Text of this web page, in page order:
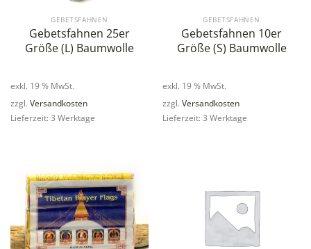
GEBETSFAHNEN
Gebetsfahnen 25er
Größe (L) Baumwolle
exkl. 19 % MwSt.
zzgl. Versandkosten
Lieferzeit: 3 Werktage
GEBETSFAHNEN
Gebetsfahnen 10er
Größe (S) Baumwolle
exkl. 19 % MwSt.
zzgl. Versandkosten
Lieferzeit: 3 Werktage